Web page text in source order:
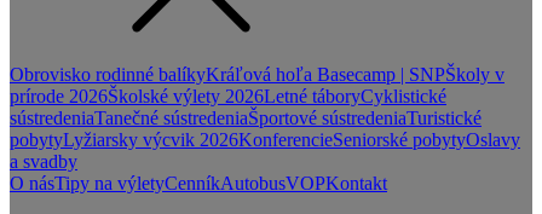
Obrovisko rodinné balíkyKráľová hoľa Basecamp | SNPŠkoly v
prírode 2026Školské výlety 2026Letné táboryCyklistické
sústredeniaTanečné sústredeniaŠportové sústredeniaTuristické
pobytyLyžiarsky výcvik 2026KonferencieSeniorské pobytyOslavy
a svadby
O násTipy na výletyCenníkAutobusVOPKontakt